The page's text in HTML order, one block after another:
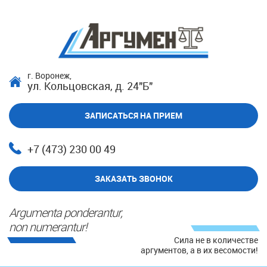
г. Воронеж,
ул. Кольцовская, д. 24"Б"
ЗАПИСАТЬСЯ НА ПРИЕМ
+7 (473) 230 00 49
ЗАКАЗАТЬ ЗВОНОК
Argumenta ponderantur,
non numerantur!
Сила не в количестве
аргументов, а в их весомости!